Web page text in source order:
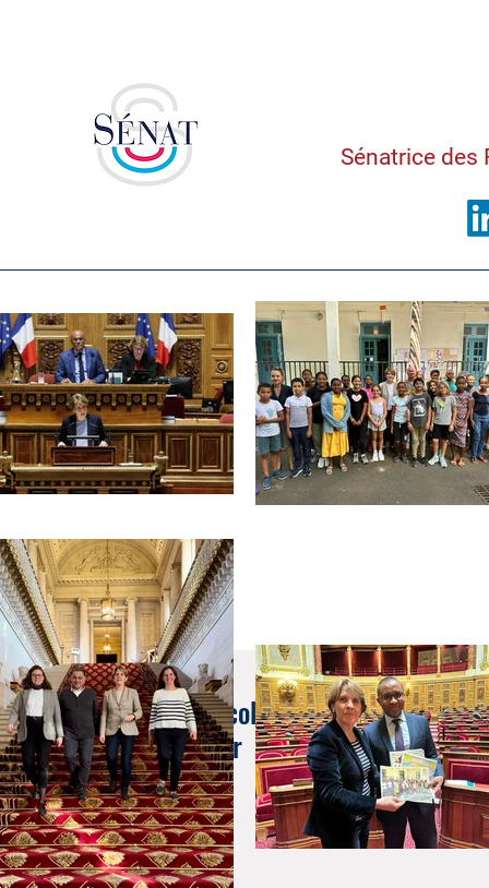
Sénatrice des
PPL harcèlement scolaire, amendement
français à l'étranger
27 janv. 2022